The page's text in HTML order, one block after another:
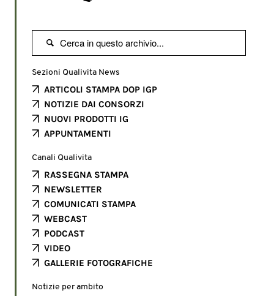

Sezioni Qualivita News
ARTICOLI STAMPA DOP IGP
NOTIZIE DAI CONSORZI
NUOVI PRODOTTI IG
APPUNTAMENTI
Canali Qualivita
RASSEGNA STAMPA
NEWSLETTER
COMUNICATI STAMPA
WEBCAST
PODCAST
VIDEO
GALLERIE FOTOGRAFICHE
Notizie per ambito